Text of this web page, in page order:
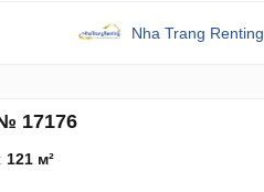
Nha Trang Renting
17176
121 м²